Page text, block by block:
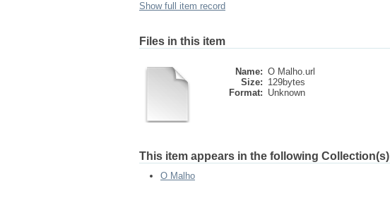
Show full item record
Files in this item
Name: O Malho.url
Size: 129bytes
Format: Unknown
This item appears in the following Collection(s)
O Malho